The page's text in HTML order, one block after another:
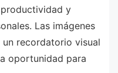
y
Las imágenes
recordatorio visual
oportunidad para